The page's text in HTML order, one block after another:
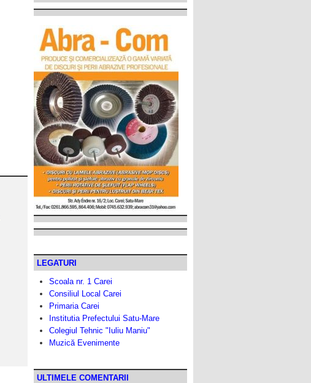
LEGATURI
Scoala nr. 1 Carei
Consiliul Local Carei
Primaria Carei
Institutia Prefectului Satu-Mare
Colegiul Tehnic "Iuliu Maniu"
Muzică Evenimente
ULTIMELE COMENTARII